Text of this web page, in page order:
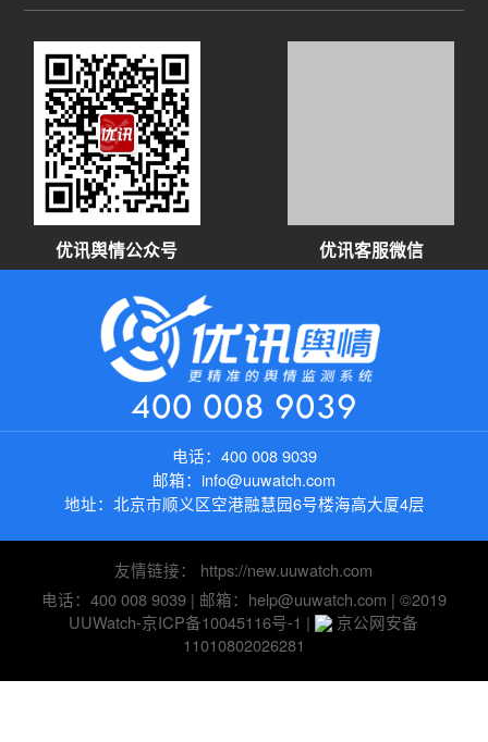
单，称自己驱车40公里接乘客，还等了半小时。15
日，滴滴出行回应，乘客迟到后取消订单立即支付
给司机21元赔偿，平台也将为张师傅发放相关补
贴。此外，平台收到乘客对司机的举报，后续将对
其进行相应的宣教和处罚。之后，“滴滴回应司机不
帮拿行李订单被取消”这一话题登上微博热搜，引发
网友热议。舆情简析近年来，滴滴司机和乘客发生
冲突事件不断出现，例如“因行李脏两人发生冲突
大学生称被滴滴司机打至眼眶骨折”、“男子因订单
问题与滴滴司机发生口角被司机撞击致死”、“滴滴
司机和乘客发生争执 司机挥拳打乘客”等。这样类
似的事件还有不少，也得到了社会各界的广泛关
注。要想改善这种状况，其实是需要平台、司机和
乘客三方之间的努力，平台应该不断提升规则的公
平合理性，完善内部机制，司乘之间多一些理解和
包容，乘客需要帮助，当这个帮忙不在自己的工作
范围内时，司机也是需要去帮助的。而乘客也可以
通过提前告知的方法去寻求合情合理的帮助。点击
查看该事件舆情简报全文：“滴滴司机因未帮乘客拿
行李被取消订单”舆情简报：未帮拿行李被投诉该不
该被处罚？08特斯拉女车主再上车顶维权事件舆情
概述自4月19日特斯拉女车主上海车展维权事件发
生以后，舆情持续发酵，目前，特斯拉官方已经公
布了行车数据，但是当事人一方却并不认同，事件
的发展似乎进入了关键时期。舆情简析在强大的网
优讯舆情公众号 优讯客服微信
400 008 9039
电话： 400 008 9039
邮箱： info@uuwatch.com
地址： 北京市顺义区空港融慧园6号楼海高大厦4层
友情链接： https://new.uuwatch.com
电话：400 008 9039| 邮箱：help@uuwatch.com | ©2019
UUWatch-京ICP备10045116号-1 |
京公网安备
11010802026281